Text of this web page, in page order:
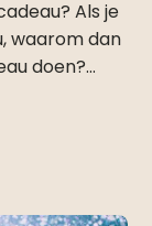
Als je
waarom dan
doen?…